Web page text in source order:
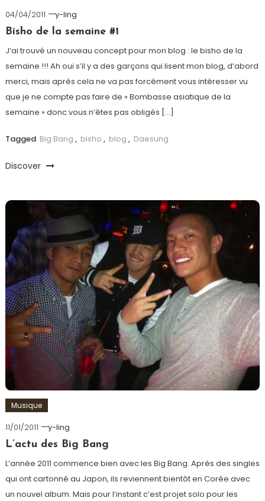
04/04/2011
y-ling
Bisho de la semaine #1
J’ai trouvé un nouveau concept pour mon blog : le bisho de la
semaine !!! Ah oui s’il y a des garçons qui lisent mon blog, d’abord
merci, mais après cela ne va pas forcément vous intéresser vu
que je ne compte pas faire de « Bombasse asiatique de la
semaine » donc vous n’êtes pas obligés […]
Tagged Big Bang , bisho , blog , Daesung
Discover
Musique
11/01/2011
y-ling
L’actu des Big Bang
L’année 2011 commence bien avec les Big Bang. Après des singles
qui ont cartonné au Japon, ils reviennent bientôt en Corée avec
un nouvel album. Mais pour l’instant c’est projet solo pour les